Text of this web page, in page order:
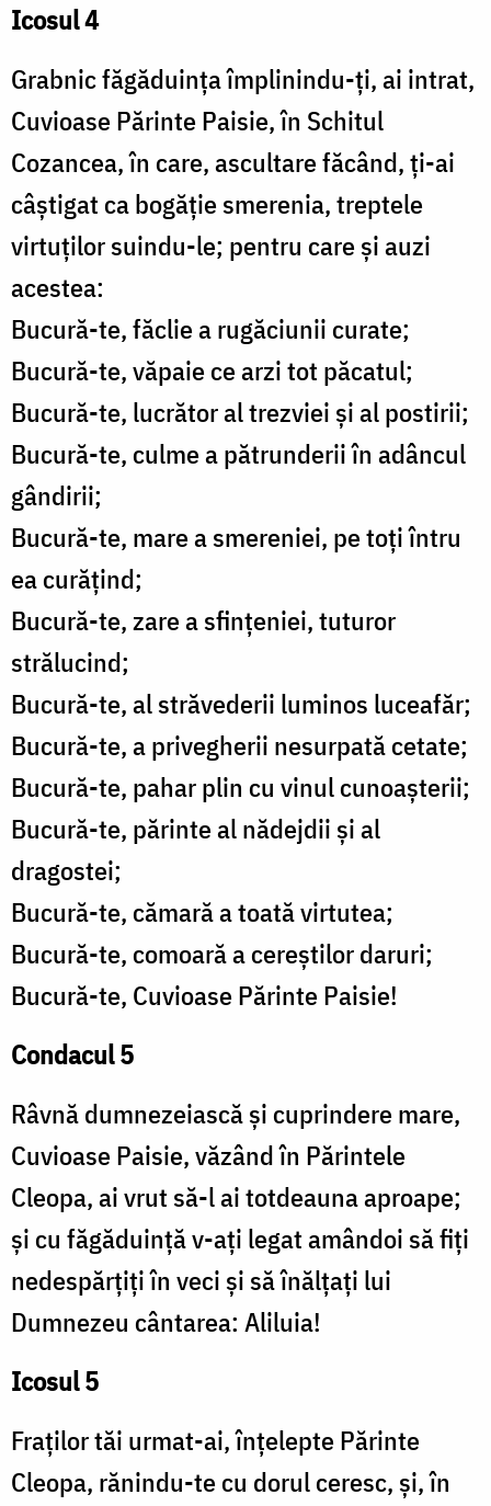
Icosul 4
Grabnic făgăduința împlinindu-ți, ai intrat,
Cuvioase Părinte Paisie, în Schitul
Cozancea, în care, ascultare făcând, ți-ai
câștigat ca bogăție smerenia, treptele
virtuților suindu-le; pentru care și auzi
acestea:
Bucură-te, făclie a rugăciunii curate;
Bucură-te, văpaie ce arzi tot păcatul;
Bucură-te, lucrător al trezviei și al postirii;
Bucură-te, culme a pătrunderii în adâncul
gândirii;
Bucură-te, mare a smereniei, pe toți întru
ea curățind;
Bucură-te, zare a sfințeniei, tuturor
strălucind;
Bucură-te, al străvederii luminos luceafăr;
Bucură-te, a privegherii nesurpată cetate;
Bucură-te, pahar plin cu vinul cunoașterii;
Bucură-te, părinte al nădejdii și al
dragostei;
Bucură-te, cămară a toată virtutea;
Bucură-te, comoară a cereștilor daruri;
Bucură-te, Cuvioase Părinte Paisie!
Condacul 5
Râvnă dumnezeiască și cuprindere mare,
Cuvioase Paisie, văzând în Părintele
Cleopa, ai vrut să-l ai totdeauna aproape;
și cu făgăduință v-ați legat amândoi să fiți
nedespărțiți în veci și să înălțați lui
Dumnezeu cântarea: Aliluia!
Icosul 5
Fraților tăi urmat-ai, înțelepte Părinte
Cleopa, rănindu-te cu dorul ceresc, și, în